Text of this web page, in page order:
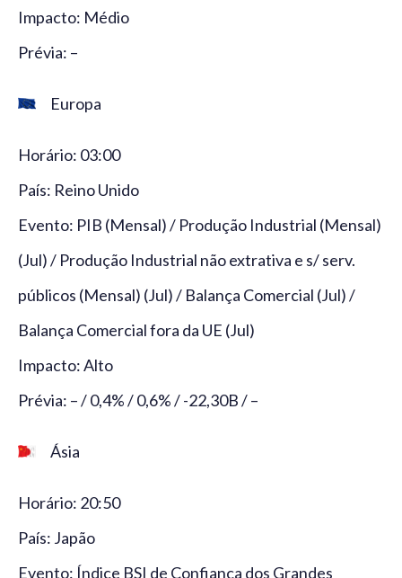
Impacto: Médio
Prévia: –
Europa
Horário: 03:00
País: Reino Unido
Evento: PIB (Mensal) / Produção Industrial (Mensal)
(Jul) / Produção Industrial não extrativa e s/ serv.
públicos (Mensal) (Jul) / Balança Comercial (Jul) /
Balança Comercial fora da UE (Jul)
Impacto: Alto
Prévia: – / 0,4% / 0,6% / -22,30B / –
Ásia
Horário: 20:50
País: Japão
Evento: Índice BSI de Confiança dos Grandes